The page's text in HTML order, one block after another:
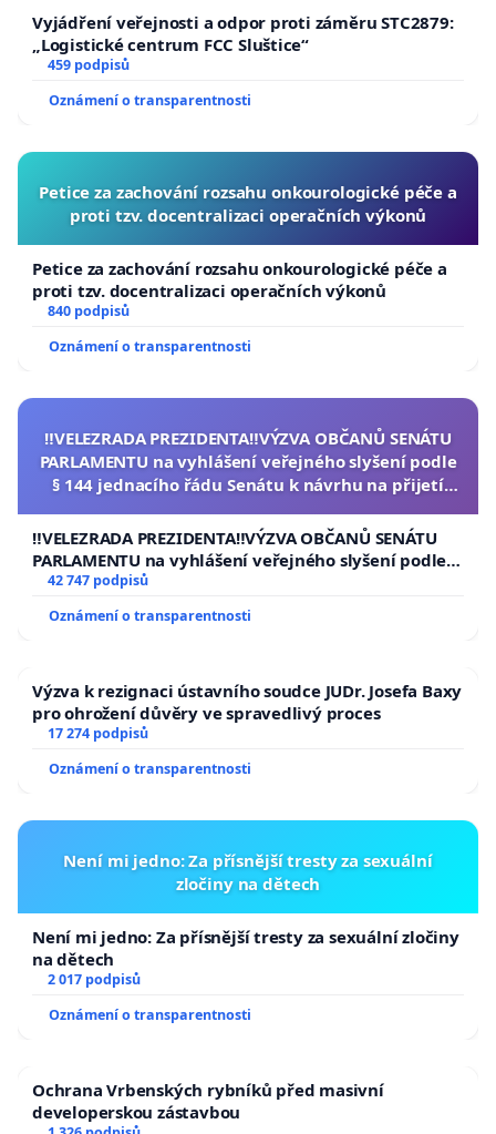
Vyjádření veřejnosti a odpor proti záměru STC2879:
„Logistické centrum FCC Sluštice“
459 podpisů
Oznámení o transparentnosti
Petice za zachování rozsahu onkourologické péče a
proti tzv. docentralizaci operačních výkonů
Petice za zachování rozsahu onkourologické péče a
proti tzv. docentralizaci operačních výkonů
840 podpisů
Oznámení o transparentnosti
‼️VELEZRADA PREZIDENTA‼️VÝZVA OBČANŮ SENÁTU
PARLAMENTU na vyhlášení veřejného slyšení podle
§ 144 jednacího řádu Senátu k návrhu na přijetí
republiky
‼️VELEZRADA PREZIDENTA‼️VÝZVA OBČANŮ SENÁTU
PARLAMENTU na vyhlášení veřejného slyšení podle §
144 jednacího řádu Senátu k návrhu na přijetí
republiky
42 747 podpisů
Oznámení o transparentnosti
Výzva k rezignaci ústavního soudce JUDr. Josefa Baxy
pro ohrožení důvěry ve spravedlivý proces
17 274 podpisů
Oznámení o transparentnosti
Není mi jedno: Za přísnější tresty za sexuální
zločiny na dětech
Není mi jedno: Za přísnější tresty za sexuální zločiny
na dětech
2 017 podpisů
Oznámení o transparentnosti
Ochrana Vrbenských rybníků před masivní
developerskou zástavbou